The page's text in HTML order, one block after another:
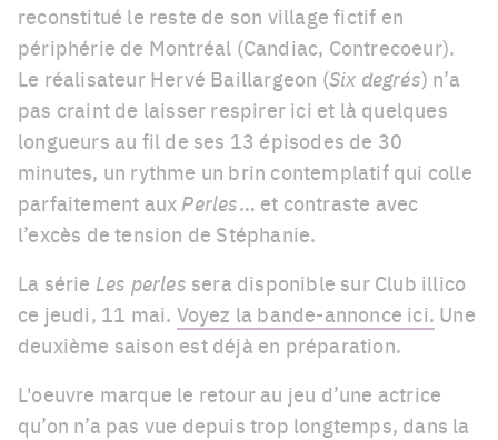
reconstitué le reste de son village fictif en
périphérie de Montréal (Candiac, Contrecoeur).
Le réalisateur Hervé Baillargeon (Six degrés) n’a
pas craint de laisser respirer ici et là quelques
longueurs au fil de ses 13 épisodes de 30
minutes, un rythme un brin contemplatif qui colle
parfaitement aux Perles… et contraste avec
l’excès de tension de Stéphanie.
La série Les perles sera disponible sur Club illico
ce jeudi, 11 mai. Voyez la bande-annonce ici. Une
deuxième saison est déjà en préparation.
L'oeuvre marque le retour au jeu d’une actrice
qu’on n’a pas vue depuis trop longtemps, dans la